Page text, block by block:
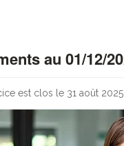
au 01/12/
est clos le 31 août 2025